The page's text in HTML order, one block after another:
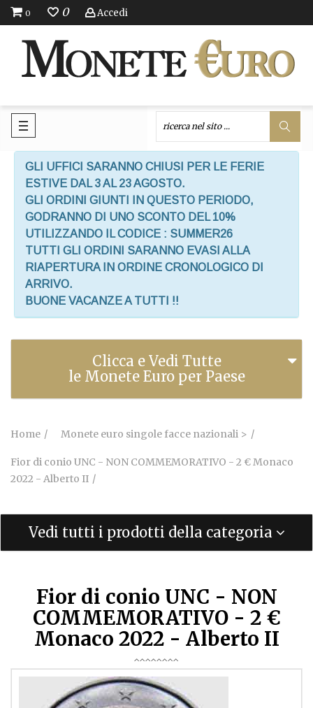
0 0 Accedi
GLI UFFICI SARANNO CHIUSI PER LE FERIE
ESTIVE DAL 3 AL 23 AGOSTO.
GLI ORDINI GIUNTI IN QUESTO PERIODO,
GODRANNO DI UNO SCONTO DEL 10%
UTILIZZANDO IL CODICE : SUMMER26
TUTTI GLI ORDINI SARANNO EVASI ALLA
RIAPERTURA IN ORDINE CRONOLOGICO DI
ARRIVO.
BUONE VACANZE A TUTTI !!
Clicca e Vedi Tutte
le Monete Euro per Paese
Home Monete euro singole facce nazionali >
Fior di conio UNC - NON COMMEMORATIVO - 2 € Monaco
2022 - Alberto II
Vedi tutti i prodotti della categoria
Fior di conio UNC - NON
COMMEMORATIVO - 2 €
Monaco 2022 - Alberto II